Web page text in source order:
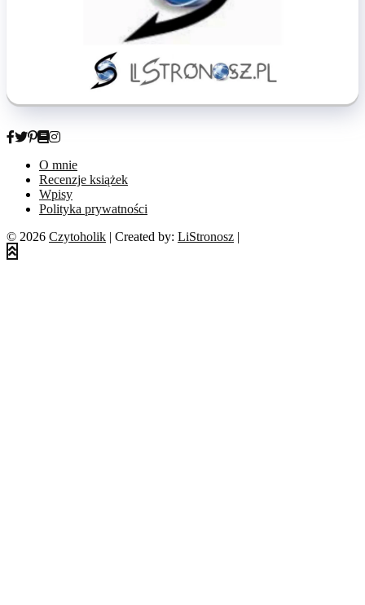
O mnie
Recenzje książek
Wpisy
Polityka prywatności
© 2026 Czytoholik | Created by: LiStronosz |